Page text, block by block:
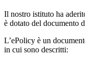
Il nostro istituto ha
è dotato del documento
L’ePolicy è un
in cui sono descritti: